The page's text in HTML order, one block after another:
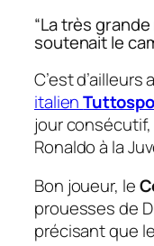
“La très
soutenait le
C’est
italien
jour
Ronaldo à la
Bon joueur, le
prouesses de
précisant que